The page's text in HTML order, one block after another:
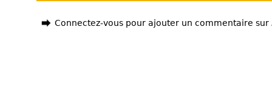
Connectez-vous pour ajouter un commentaire sur